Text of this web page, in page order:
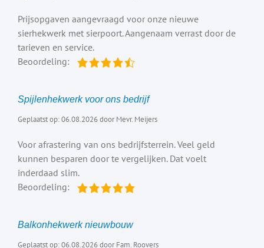
Prijsopgaven aangevraagd voor onze nieuwe
sierhekwerk met sierpoort. Aangenaam verrast door de
tarieven en service.
Beoordeling:
Spijlenhekwerk voor ons bedrijf
Geplaatst op: 06.08.2026 door Mevr. Meijers
Voor afrastering van ons bedrijfsterrein. Veel geld
kunnen besparen door te vergelijken. Dat voelt
inderdaad slim.
Beoordeling:
Balkonhekwerk nieuwbouw
Geplaatst op: 06.08.2026 door Fam. Roovers